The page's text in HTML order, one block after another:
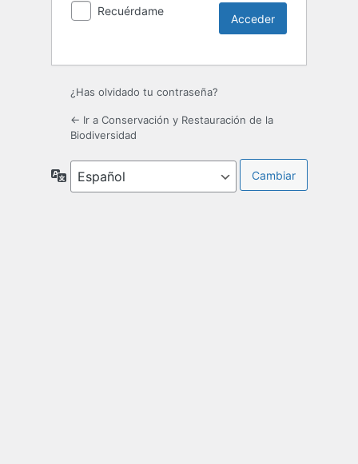
Recuérdame
¿Has olvidado tu contraseña?
← Ir a Conservación y Restauración de la
Biodiversidad
Idioma